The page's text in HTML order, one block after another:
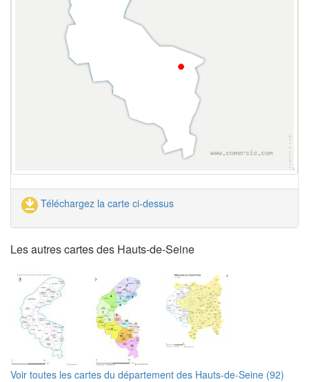
Téléchargez la carte ci-dessus
Les autres cartes des Hauts-de-Seine
Voir toutes les cartes du département des Hauts-de-Seine (92)